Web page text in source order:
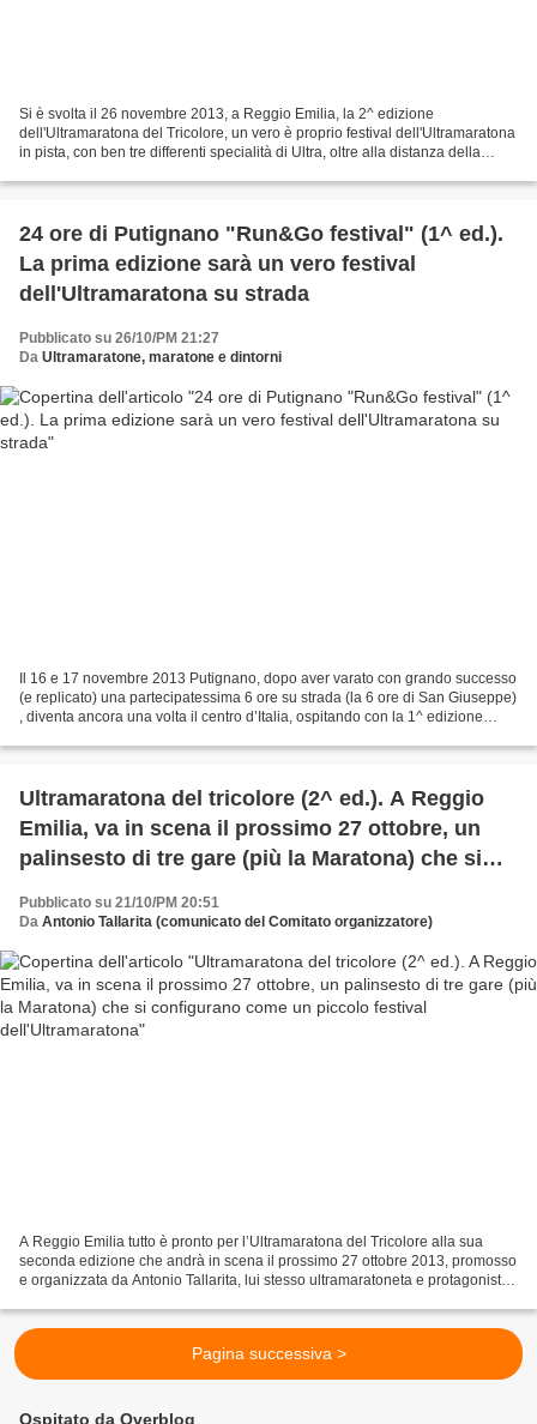
Si è svolta il 26 novembre 2013, a Reggio Emilia, la 2^ edizione
dell'Ultramaratona del Tricolore, un vero è proprio festival dell'Ultramaratona
in pista, con ben tre differenti specialità di Ultra, oltre alla distanza della
24 ore di Putignano "Run&Go festival" (1^ ed.).
La prima edizione sarà un vero festival
dell'Ultramaratona su strada
Pubblicato su 26/10/PM 21:27
Da Ultramaratone, maratone e dintorni
Il 16 e 17 novembre 2013 Putignano, dopo aver varato con grando successo
(e replicato) una partecipatessima 6 ore su strada (la 6 ore di San Giuseppe)
, diventa ancora una volta il centro d’Italia, ospitando con la 1^ edizione
Ultramaratona del tricolore (2^ ed.). A Reggio
Emilia, va in scena il prossimo 27 ottobre, un
palinsesto di tre gare (più la Maratona) che si
dell'Ultramaratona
Pubblicato su 21/10/PM 20:51
Da Antonio Tallarita (comunicato del Comitato organizzatore)
A Reggio Emilia tutto è pronto per l’Ultramaratona del Tricolore alla sua
seconda edizione che andrà in scena il prossimo 27 ottobre 2013, promosso
e organizzata da Antonio Tallarita, lui stesso ultramaratoneta e protagonista
Pagina successiva >
Ospitato da Overblog